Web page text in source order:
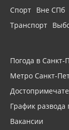
Спорт Вне СПб
Транспорт
Погода в Санкт-
Метро Санкт-
График развода
Вакансии